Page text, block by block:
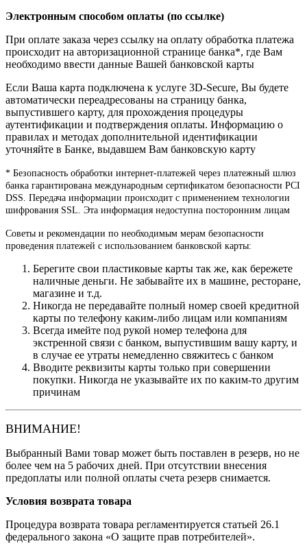
Электронным способом оплаты (по ссылке)
При оплате заказа через ссылку на оплату обработка платежа
происходит на авторизационной странице банка*, где Вам
необходимо ввести данные Вашей банковской карты
Если Ваша карта подключена к услуге 3D-Secure, Вы будете
автоматически переадресованы на страницу банка,
выпустившего карту, для прохождения процедуры
аутентификации и подтверждения оплаты. Информацию о
правилах и методах дополнительной идентификации
уточняйте в Банке, выдавшем Вам банковскую карту
* Безопасность обработки интернет-платежей через платежный шлюз
банка гарантирована международным сертификатом безопасности PCI
DSS. Передача информации происходит с применением технологии
шифрования SSL. Эта информация недоступна посторонним лицам
Советы и рекомендации по необходимым мерам безопасности
проведения платежей с использованием банковской карты:
Берегите свои пластиковые карты так же, как бережете
наличные деньги. Не забывайте их в машине, ресторане,
магазине и т.д.
Никогда не передавайте полный номер своей кредитной
карты по телефону каким-либо лицам или компаниям
Всегда имейте под рукой номер телефона для
экстренной связи с банком, выпустившим вашу карту, и
в случае ее утраты немедленно свяжитесь с банком
Вводите реквизиты карты только при совершении
покупки. Никогда не указывайте их по каким-то другим
причинам
ВНИМАНИЕ!
Выбранный Вами товар может быть поставлен в резерв, но не
более чем на 5 рабочих дней. При отсутствии внесения
предоплаты или полной оплаты счета резерв снимается.
Условия возврата товара
Процедура возврата товара регламентируется статьей 26.1
федерального закона «О защите прав потребителей».